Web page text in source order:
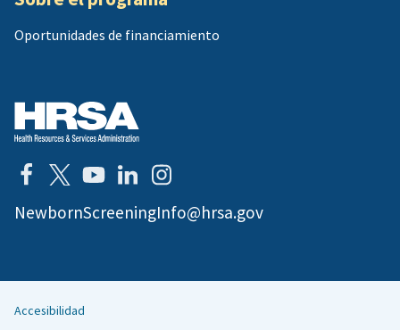
Oportunidades de financiamiento
NewbornScreeningInfo@hrsa.gov
Accesibilidad